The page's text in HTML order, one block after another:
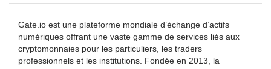
Gate.io est une plateforme mondiale d’échange d’actifs
numériques offrant une vaste gamme de services liés aux
cryptomonnaies pour les particuliers, les traders
professionnels et les institutions. Fondée en 2013, la